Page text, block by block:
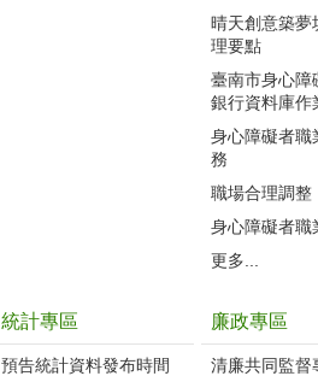
晴天創意築夢
理要點
臺南市身心障
銀行資料庫作
身心障礙者職
務
職場合理調整
身心障礙者職
更多...
統計專區
預告統計資料發布時間
廉政專區
清廉共同監督